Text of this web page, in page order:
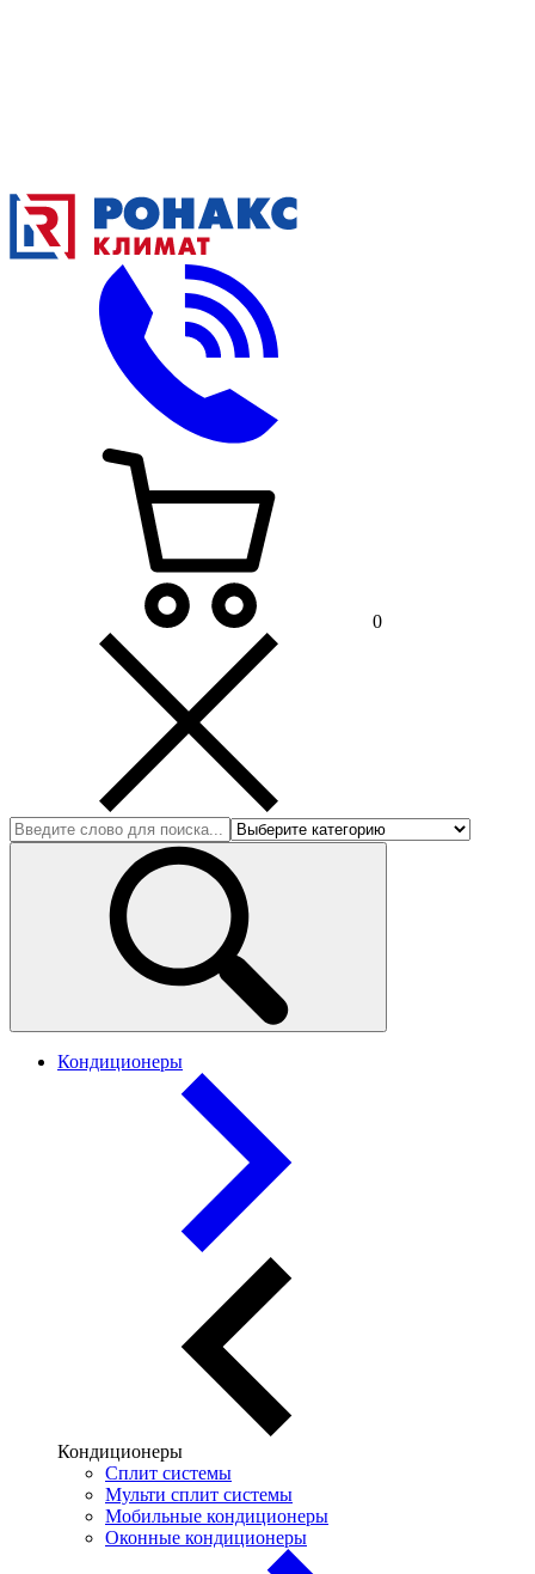
0
Кондиционеры
Кондиционеры
Сплит системы
Мульти сплит системы
Мобильные кондиционеры
Оконные кондиционеры